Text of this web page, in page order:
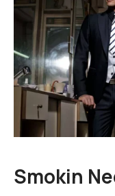
Randevu
Hakkımızda
İletişim
Smokin